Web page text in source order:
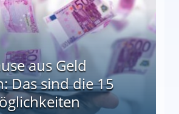
aus Geld
Das sind die 15